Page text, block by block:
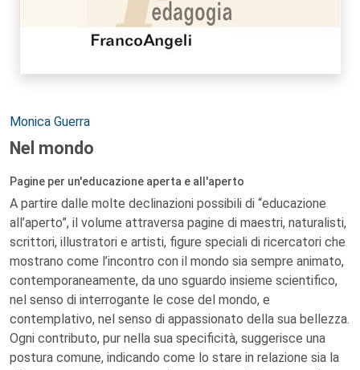
Autori:
Monica Guerra
Nel mondo
Pagine per un'educazione aperta e all'aperto
A partire dalle molte declinazioni possibili di “educazione
all’aperto”, il volume attraversa pagine di maestri, naturalisti,
scrittori, illustratori e artisti, figure speciali di ricercatori che
mostrano come l’incontro con il mondo sia sempre animato,
contemporaneamente, da uno sguardo insieme scientifico,
nel senso di interrogante le cose del mondo, e
contemplativo, nel senso di appassionato della sua bellezza.
Ogni contributo, pur nella sua specificità, suggerisce una
postura comune, indicando come lo stare in relazione sia la